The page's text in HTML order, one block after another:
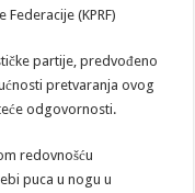
(KPRF)
partije, predvođeno
pretvaranja ovog
odgovornosti.
redovnošću
puca u nogu u